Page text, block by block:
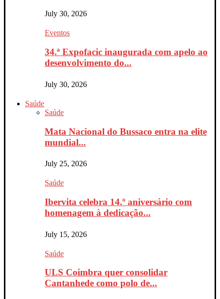
July 30, 2026
Eventos
34.ª Expofacic inaugurada com apelo ao
desenvolvimento do...
July 30, 2026
Saúde
Saúde
Mata Nacional do Bussaco entra na elite
mundial...
July 25, 2026
Saúde
Ibervita celebra 14.º aniversário com
homenagem à dedicação...
July 15, 2026
Saúde
ULS Coimbra quer consolidar
Cantanhede como polo de...